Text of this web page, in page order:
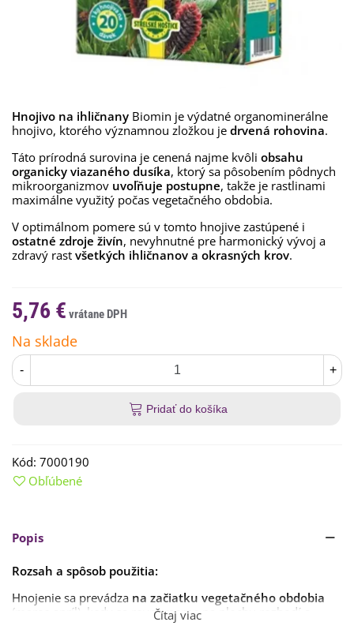
Hnojivo na ihličnany Biomin je výdatné organominerálne
hnojivo, ktorého významnou zložkou je drvená rohovina.
Táto prírodná surovina je cenená najme kvôli obsahu
organicky viazaného dusíka, ktorý sa pôsobením pôdnych
mikroorganizmov uvoľňuje postupne, takže je rastlinami
maximálne využitý počas vegetačného obdobia.
V optimálnom pomere sú v tomto hnojive zastúpené i
ostatné zdroje živín, nevyhnutné pre harmonický vývoj a
zdravý rast všetkých ihličnanov a okrasných krov.
5,76 €
Na sklade
- +
Pridať do košíka
Kód: 7000190
Obľúbené
Popis
Rozsah a spôsob použitia:
Hnojenie sa prevádza na začiatku vegetačného obdobia
(marec-apríl), kedy sa rovnomerne na plochu rozhodí a
potom zapraví do pôdy v odporúčanej dávke.
Čítaj viac